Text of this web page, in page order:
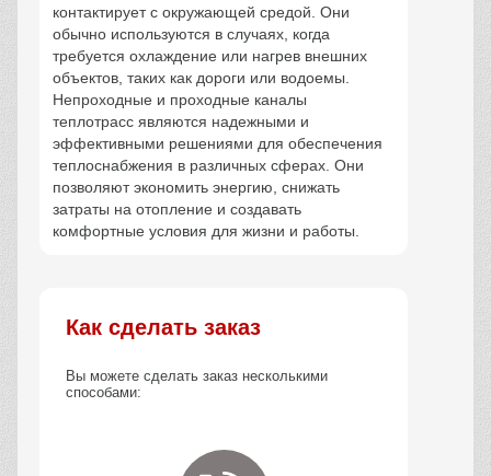
контактирует с окружающей средой. Они
обычно используются в случаях, когда
требуется охлаждение или нагрев внешних
объектов, таких как дороги или водоемы.
Непроходные и проходные каналы
теплотрасс являются надежными и
эффективными решениями для обеспечения
теплоснабжения в различных сферах. Они
позволяют экономить энергию, снижать
затраты на отопление и создавать
комфортные условия для жизни и работы.
Как сделать заказ
Вы можете сделать заказ несколькими
способами: